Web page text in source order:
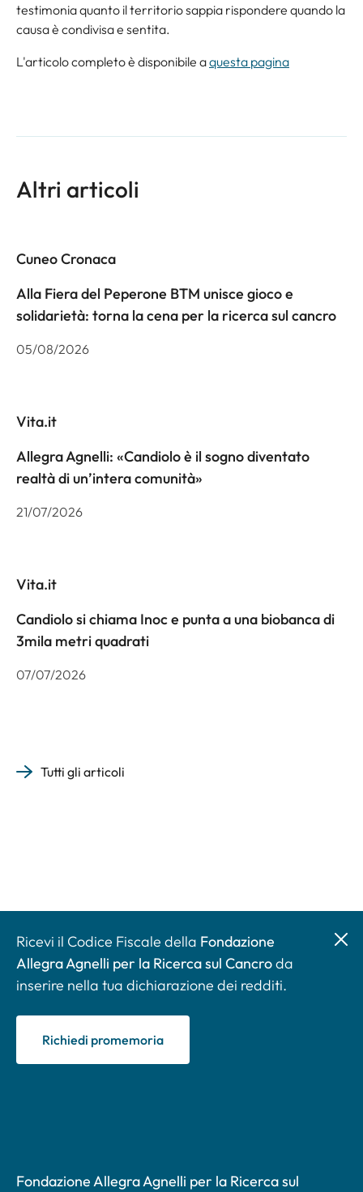
testimonia quanto il territorio sappia rispondere quando la
causa è condivisa e sentita.
L'articolo completo è disponibile aquesta pagina
Altri articoli
Cuneo Cronaca
Alla Fiera del Peperone BTM unisce gioco e
solidarietà: torna la cena per la ricerca sul cancro
05/08/2026
Vita.it
Allegra Agnelli: «Candiolo è il sogno diventato
realtà di un’intera comunità»
21/07/2026
Vita.it
Candiolo si chiama Inoc e punta a una biobanca di
3mila metri quadrati
07/07/2026
Tutti gli articoli
Ricevi il Codice Fiscale della Fondazione
Allegra Agnelli per la Ricerca sul Cancroda
inserire nella tua dichiarazione dei redditi.
Richiedi promemoria
Fondazione Allegra Agnelli per la Ricerca sul